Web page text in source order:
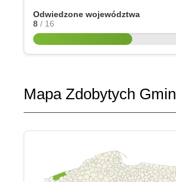
Odwiedzone województwa
8 / 16
Mapa Zdobytych Gmin